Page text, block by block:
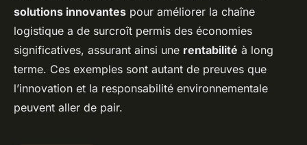
solutions innovantes pour améliorer la chaîne
logistique a de surcroît permis des économies
significatives, assurant ainsi une rentabilité à long
terme. Ces exemples sont autant de preuves que
l’innovation et la responsabilité environnementale
peuvent aller de pair.